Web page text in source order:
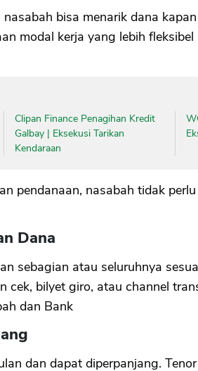
bisa menarik dana
modal kerja yang lebih
Clipan Finance Penagihan Kredit
Galbay | Eksekusi Tarikan
Kendaraan
pendanaan, nasabah tidak
Dana
sebagian atau seluruhnya
cek, bilyet giro, atau channel
dan Bank
dan dapat diperpanjang.